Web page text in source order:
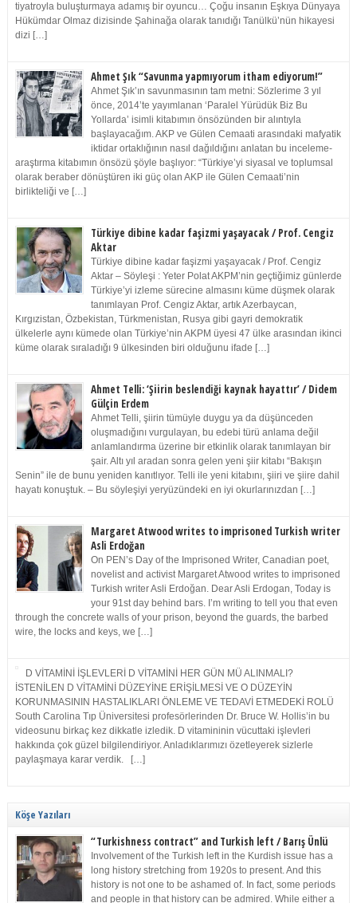
tiyatroyla buluşturmaya adamış bir oyuncu… Çoğu insanın Eşkıya Dünyaya
Hükümdar Olmaz dizisinde Şahinağa olarak tanıdığı Tanülkü’nün hikayesi
dizi […]
Ahmet Şık “Savunma yapmıyorum itham ediyorum!”
Ahmet Şık’ın savunmasının tam metni: Sözlerime 3 yıl
önce, 2014’te yayımlanan ‘Paralel Yürüdük Biz Bu
Yollarda’ isimli kitabımın önsözünden bir alıntıyla
başlayacağım. AKP ve Gülen Cemaati arasındaki mafyatik
iktidar ortaklığının nasıl dağıldığını anlatan bu inceleme-
araştırma kitabımın önsözü şöyle başlıyor: “Türkiye’yi siyasal ve toplumsal
olarak beraber dönüştüren iki güç olan AKP ile Gülen Cemaati’nin
birlikteliği ve […]
Türkiye dibine kadar faşizmi yaşayacak / Prof. Cengiz
Aktar
Türkiye dibine kadar faşizmi yaşayacak / Prof. Cengiz
Aktar – Söyleşi : Yeter Polat AKPM’nin geçtiğimiz günlerde
Türkiye’yi izleme sürecine almasını küme düşmek olarak
tanımlayan Prof. Cengiz Aktar, artık Azerbaycan,
Kırgızistan, Özbekistan, Türkmenistan, Rusya gibi gayri demokratik
ülkelerle aynı kümede olan Türkiye’nin AKPM üyesi 47 ülke arasından ikinci
küme olarak sıraladığı 9 ülkesinden biri olduğunu ifade […]
Ahmet Telli: ‘Şiirin beslendiği kaynak hayattır’ / Didem
Gülçin Erdem
Ahmet Telli, şiirin tümüyle duygu ya da düşünceden
oluşmadığını vurgulayan, bu edebi türü anlama değil
anlamlandırma üzerine bir etkinlik olarak tanımlayan bir
şair. Altı yıl aradan sonra gelen yeni şiir kitabı “Bakışın
Senin” ile de bunu yeniden kanıtlıyor. Telli ile yeni kitabını, şiiri ve şiire dahil
hayatı konuştuk. – Bu söyleşiyi yeryüzündeki en iyi okurlarınızdan […]
Margaret Atwood writes to imprisoned Turkish writer
Asli Erdoğan
On PEN’s Day of the Imprisoned Writer, Canadian poet,
novelist and activist Margaret Atwood writes to imprisoned
Turkish writer Asli Erdoğan. Dear Asli Erdogan, Today is
your 91st day behind bars. I’m writing to tell you that even
through the concrete walls of your prison, beyond the guards, the barbed
wire, the locks and keys, we […]
D VİTAMİNİ İŞLEVLERİ D VİTAMİNİ HER GÜN MÜ ALINMALI?
İSTENİLEN D VİTAMİNİ DÜZEYİNE ERİŞİLMESİ VE O DÜZEYİN
KORUNMASININ HASTALIKLARI ÖNLEME VE TEDAVİ ETMEDEKİ ROLÜ
South Carolina Tıp Üniversitesi profesörlerinden Dr. Bruce W. Hollis’in bu
videosunu birkaç kez dikkatle izledik. D vitamininin vücuttaki işlevleri
hakkında çok güzel bilgilendiriyor. Anladıklarımızı özetleyerek sizlerle
paylaşmaya karar verdik. […]
Köşe Yazıları
“Turkishness contract” and Turkish left / Barış Ünlü
Involvement of the Turkish left in the Kurdish issue has a
long history stretching from 1920s to present. And this
history is not one to be ashamed of. In fact, some periods
and people in that history can be admired. While either a